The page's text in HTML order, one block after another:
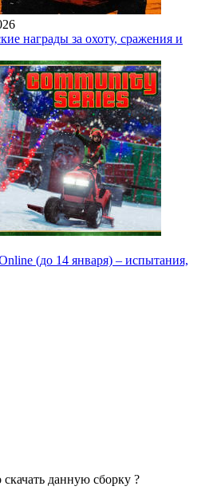
награды за охоту, сражения и
(до 14 января) – испытания,
данную сборку ?